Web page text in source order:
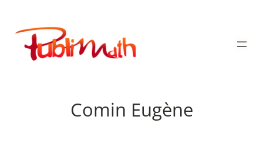
contenu
Publimath
Comin Eugène